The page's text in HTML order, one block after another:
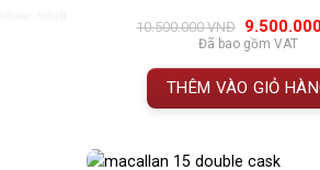
đánh giá
10.500.000VNĐ Giá
gốc
là:
10.500.000
Đã bao gồm VAT
THÊM VÀO GIỎ